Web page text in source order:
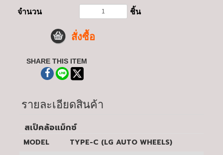
จำนวน ชิ้น
สั่งซื้อ
SHARE THIS ITEM
รายละเอียดสินค้า
สเป็คล้อแม็กซ์
MODEL
TYPE-C (LG AUTO WHEELS)